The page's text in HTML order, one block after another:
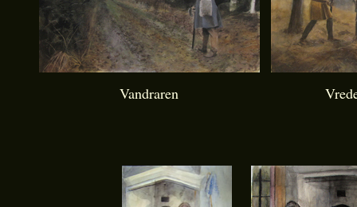
Vandraren